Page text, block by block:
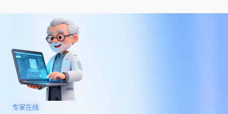
中找到解决方案。本文分享小编的独家见解，帮
助你在数据恢复路上少走弯路。
专家在线